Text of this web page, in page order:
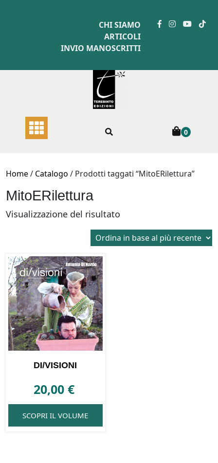
CHI SIAMO
ARTICOLI
INVIO MANOSCRITTI
0
Home/ Catalogo / Prodotti taggati “MitoERilettura”
MitoERilettura
Visualizzazione del risultato
DI/VISIONI
20,00€
SCOPRI IL VOLUME